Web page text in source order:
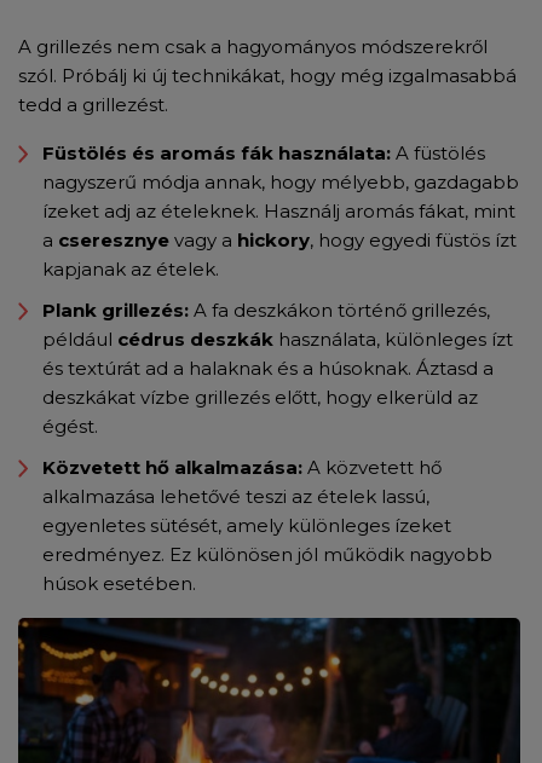
A grillezés nem csak a hagyományos módszerekről
szól. Próbálj ki új technikákat, hogy még izgalmasabbá
tedd a grillezést.
Füstölés és aromás fák használata: A füstölés
nagyszerű módja annak, hogy mélyebb, gazdagabb
ízeket adj az ételeknek. Használj aromás fákat, mint
a cseresznye vagy a hickory, hogy egyedi füstös ízt
kapjanak az ételek.
Plank grillezés: A fa deszkákon történő grillezés,
például cédrus deszkák használata, különleges ízt
és textúrát ad a halaknak és a húsoknak. Áztasd a
deszkákat vízbe grillezés előtt, hogy elkerüld az
égést.
Közvetett hő alkalmazása: A közvetett hő
alkalmazása lehetővé teszi az ételek lassú,
egyenletes sütését, amely különleges ízeket
eredményez. Ez különösen jól működik nagyobb
húsok esetében.